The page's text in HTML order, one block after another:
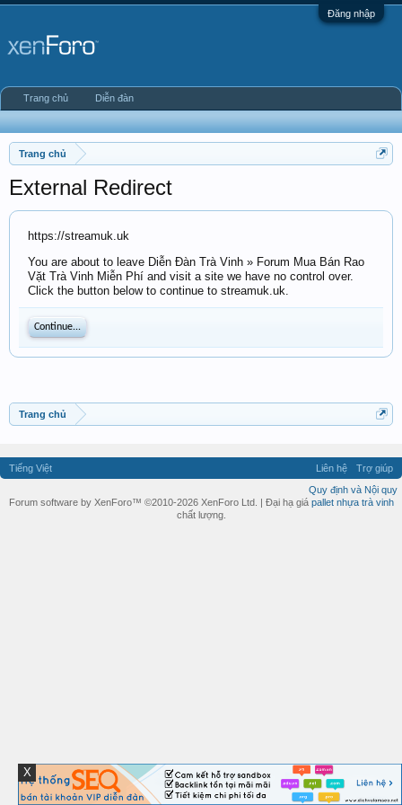
Đăng nhập
Trang chủ
External Redirect
https://streamuk.uk
You are about to leave Diễn Đàn Trà Vinh » Forum Mua Bán Rao
Vặt Trà Vinh Miễn Phí and visit a site we have no control over.
Click the button below to continue to streamuk.uk.
Continue...
Trang chủ
Trang chủ Diễn đàn
Tiếng Việt Liên hệ
Trợ giúp
Quy định và Nội quy
Forum software by XenForo™ ©2010-2026 XenForo Ltd. | Đại hạ giá pallet nhựa trà vinh
chất lượng.
X